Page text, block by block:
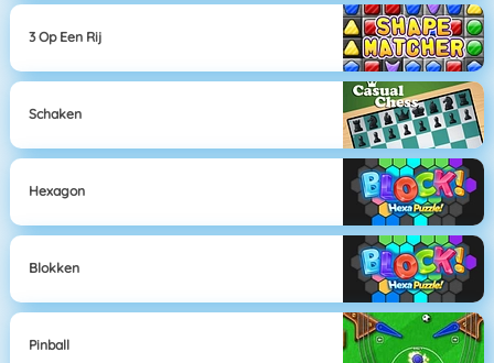
3 Op Een Rij
Schaken
Hexagon
Blokken
Pinball